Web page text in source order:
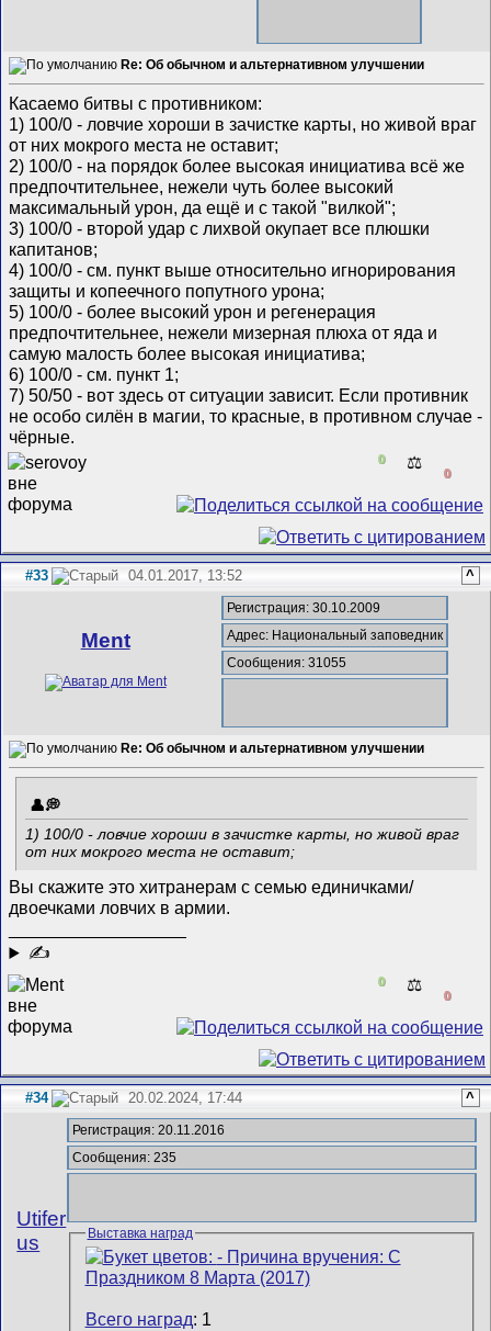
Re: Об обычном и альтернативном улучшении
Касаемо битвы с противником:
1) 100/0 - ловчие хороши в зачистке карты, но живой враг
от них мокрого места не оставит;
2) 100/0 - на порядок более высокая инициатива всё же
предпочтительнее, нежели чуть более высокий
максимальный урон, да ещё и с такой "вилкой";
3) 100/0 - второй удар с лихвой окупает все плюшки
капитанов;
4) 100/0 - см. пункт выше относительно игнорирования
защиты и копеечного попутного урона;
5) 100/0 - более высокий урон и регенерация
предпочтительнее, нежели мизерная плюха от яда и
самую малость более высокая инициатива;
6) 100/0 - см. пункт 1;
7) 50/50 - вот здесь от ситуации зависит. Если противник
не особо силён в магии, то красные, в противном случае -
чёрные.
0 ⚖️
0
#33 04.01.2017, 13:52 ^
Ment
Регистрация: 30.10.2009
Адрес: Национальный заповедник
Сообщения: 31055
Re: Об обычном и альтернативном улучшении
1) 100/0 - ловчие хороши в зачистке карты, но живой враг
от них мокрого места не оставит;
Вы скажите это хитранерам с семью единичками/
двоечками ловчих в армии.
✍
0 ⚖️
0
#34 20.02.2024, 17:44 ^
Utifer
us
Регистрация: 20.11.2016
Сообщения: 235
Выставка наград
Всего наград: 1